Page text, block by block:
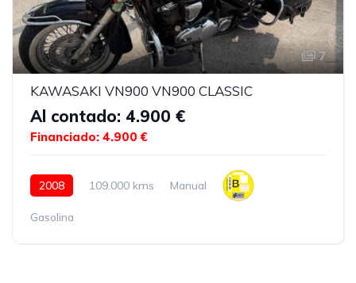
7
KAWASAKI VN900 VN900 CLASSIC
Al contado: 4.900 €
Financiado: 4.900 €
2008 109.000 kms Manual
Gasolina